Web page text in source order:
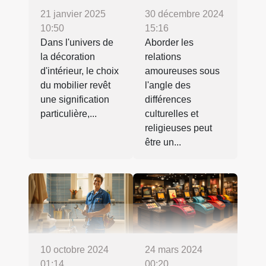
21 janvier 2025
10:50
Dans l'univers de
la décoration
d'intérieur, le choix
du mobilier revêt
une signification
particulière,...
30 décembre 2024
15:16
Aborder les
relations
amoureuses sous
l'angle des
différences
culturelles et
religieuses peut
être un...
10 octobre 2024
01:14
24 mars 2024
00:20